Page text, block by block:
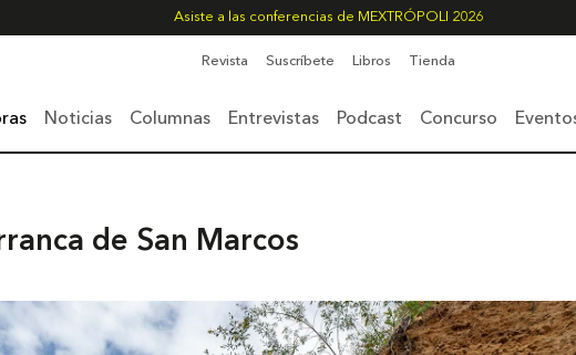
Asiste a las conferencias de MEXTRÓPOLI 2026
Revista Suscríbete Libros Tienda
Noticias Columnas Entrevistas Podcast Concurso
de San Marcos